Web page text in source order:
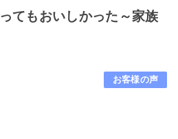
てもおいしかった～家族
お客様の声